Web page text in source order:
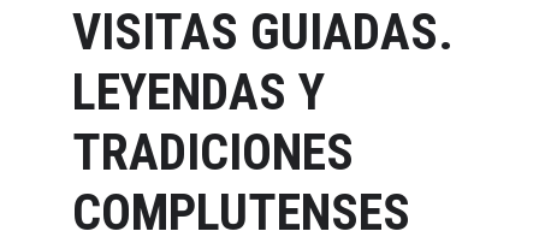
VISITAS GUIADAS.
LEYENDAS Y
TRADICIONES
COMPLUTENSES